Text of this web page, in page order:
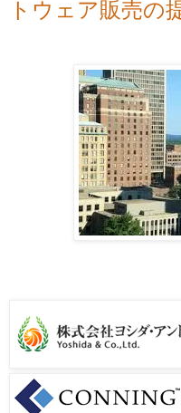
トウェア販売の